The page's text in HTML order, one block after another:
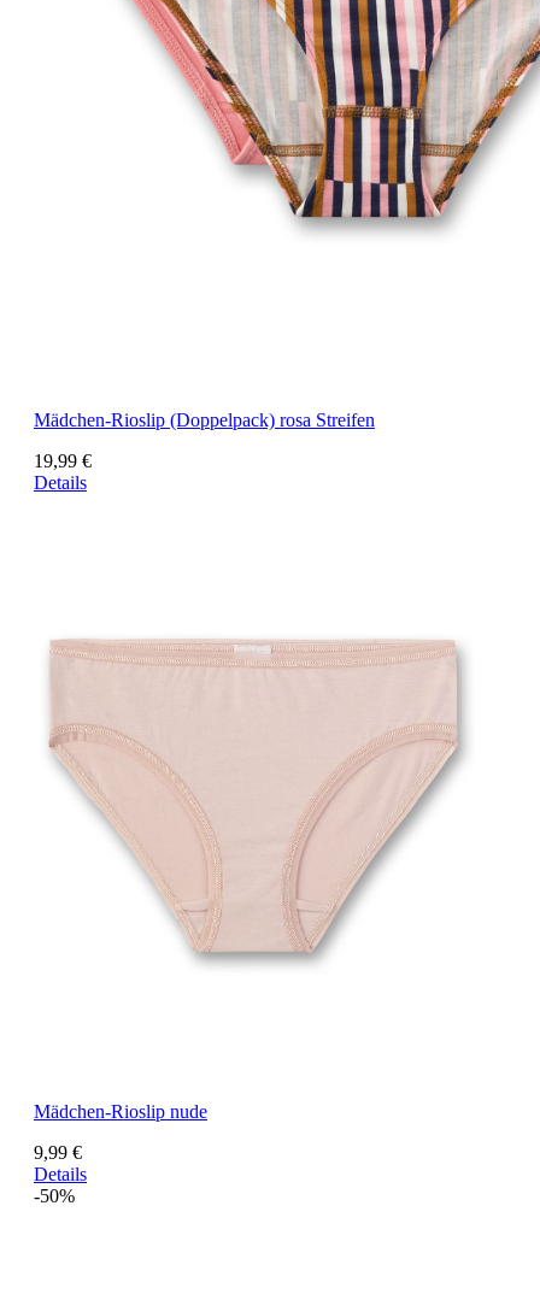
Mädchen-Rioslip (Doppelpack) rosa Streifen
19,99 €
Details
Mädchen-Rioslip nude
9,99 €
Details
-50%